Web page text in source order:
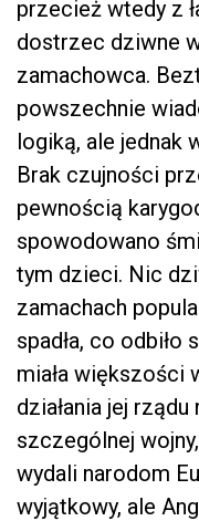
przecież wtedy z
dostrzec dziwne
zamachowca.
powszechnie
logiką, ale jednak
Brak czujności
pewnością
spowodowano
tym dzieci. Nic
zamachach
spadła, co odbiło
miała większości
działania jej
szczególnej
wydali narodom
wyjątkowy, ale